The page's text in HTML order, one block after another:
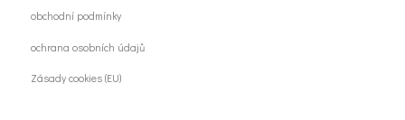
obchodní podmínky
ochrana osobních údajů
Zásady cookies (EU)